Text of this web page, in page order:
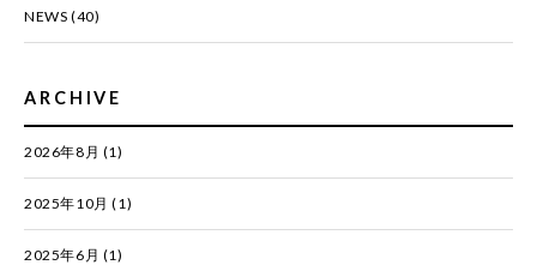
NEWS (40)
ARCHIVE
2026年8月 (1)
2025年10月 (1)
2025年6月 (1)